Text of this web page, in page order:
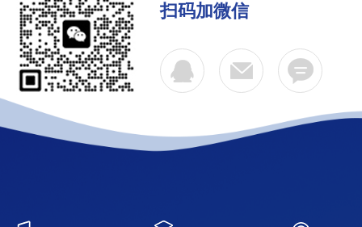
扫码加微信